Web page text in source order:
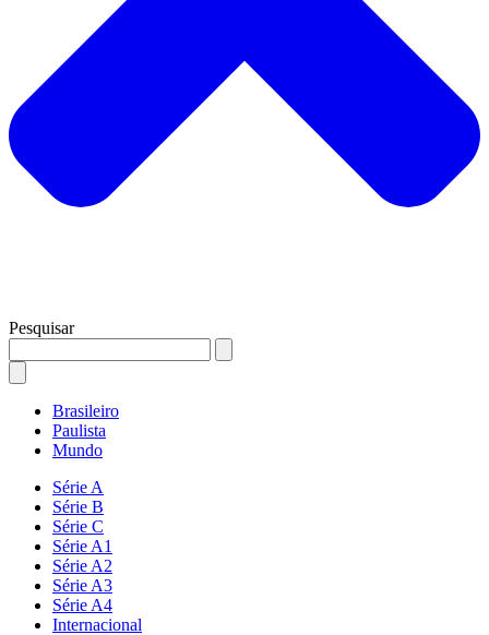
Pesquisar
Brasileiro
Paulista
Mundo
Série A
Série B
Série C
Série A1
Série A2
Série A3
Série A4
Internacional